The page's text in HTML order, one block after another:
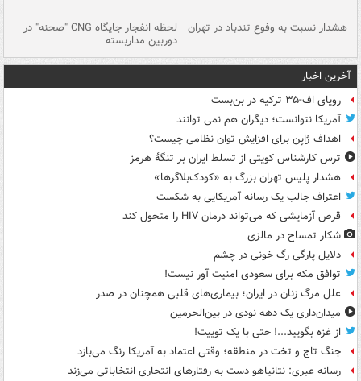
هشدار نسبت به وفوع تندباد در تهران لحظه انفجار جایگاه CNG "صحنه" در
دوربین مداربسته
آخرین اخبار
رویای اف-۳۵ ترکیه در بن‌بست
آمریکا نتوانست؛ دیگران هم نمی توانند
اهداف ژاپن برای افزایش توان نظامی چیست؟
ترس کارشناس کویتی از تسلط ایران بر تنگۀ هرمز
هشدار پلیس تهران بزرگ به «کودک‌بلاگرها»
اعتراف جالب یک رسانه آمریکایی به شکست
قرص آزمایشی که می‌تواند درمان HIV را متحول کند
شکار تمساح در مالزی
دلایل پارگی رگ خونی در چشم
توافق مکه برای سعودی امنیت آور نیست!
علل مرگ زنان در ایران؛ بیماری‌های قلبی همچنان در صدر
میدان‌داری یک دهه نودی در بین‌الحرمین
از غزه بگویید...! حتی با یک توییت!
جنگ تاج و تخت در منطقه؛ وقتی اعتماد به آمریکا رنگ می‌بازد
رسانه عبری: نتانیاهو دست به رفتارهای انتحاری انتخاباتی می‌زند